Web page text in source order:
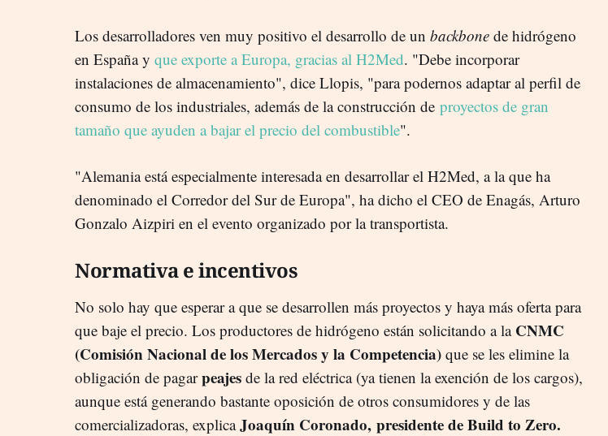
Los desarrolladores ven muy positivo el desarrollo de un backbone de hidrógeno
en España y que exporte a Europa, gracias al H2Med. "Debe incorporar
instalaciones de almacenamiento", dice Llopis, "para podernos adaptar al perfil de
consumo de los industriales, además de la construcción de proyectos de gran
tamaño que ayuden a bajar el precio del combustible".
"Alemania está especialmente interesada en desarrollar el H2Med, a la que ha
denominado el Corredor del Sur de Europa", ha dicho el CEO de Enagás, Arturo
Gonzalo Aizpiri en el evento organizado por la transportista.
Normativa e incentivos
No solo hay que esperar a que se desarrollen más proyectos y haya más oferta para
que baje el precio. Los productores de hidrógeno están solicitando a la CNMC
(Comisión Nacional de los Mercados y la Competencia) que se les elimine la
obligación de pagarpeajes de la red eléctrica (ya tienen la exención de los cargos),
aunque está generando bastante oposición de otros consumidores y de las
comercializadoras, explicaJoaquín Coronado, presidente de Build to Zero.